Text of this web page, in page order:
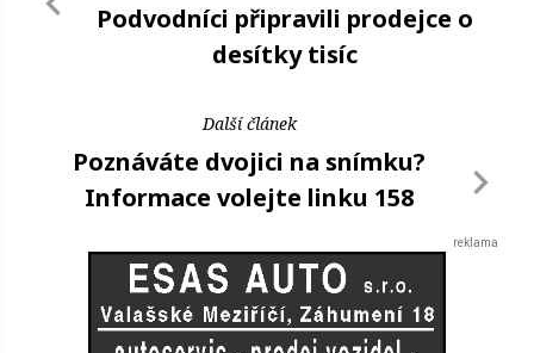
Podvodníci připravili prodejce o
desítky tisíc
Další článek
Poznáváte dvojici na snímku?
Informace volejte linku 158